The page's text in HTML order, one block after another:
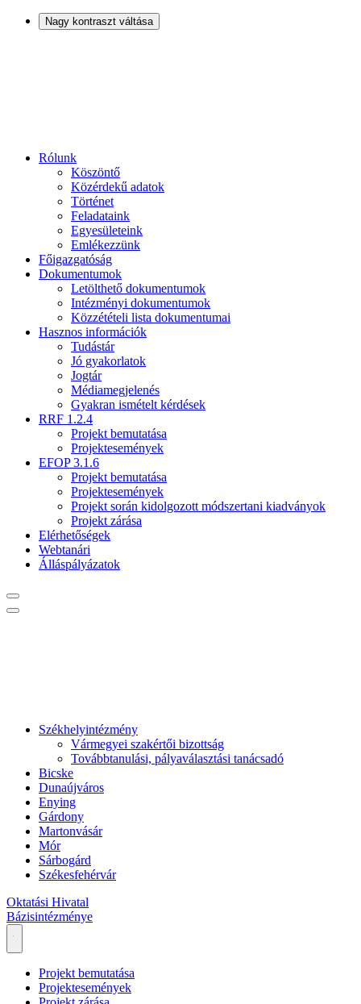
Nagy kontraszt váltása
Rólunk
Köszöntő
Közérdekű adatok
Történet
Feladataink
Egyesületeink
Emlékezzünk
Főigazgatóság
Dokumentumok
Letölthető dokumentumok
Intézményi dokumentumok
Közzétételi lista dokumentumai
Hasznos információk
Tudástár
Jó gyakorlatok
Jogtár
Médiamegjelenés
Gyakran ismételt kérdések
RRF 1.2.4
Projekt bemutatása
Projektesemények
EFOP 3.1.6
Projekt bemutatása
Projektesemények
Projekt során kidolgozott módszertani kiadványok
Projekt zárása
Elérhetőségek
Webtanári
Álláspályázatok
Székhelyintézmény
Vármegyei szakértői bizottság
Továbbtanulási, pályaválasztási tanácsadó
Bicske
Dunaújváros
Enying
Gárdony
Martonvásár
Mór
Sárbogárd
Székesfehérvár
Oktatási Hivatal
Bázisintézménye
Projekt bemutatása
Projektesemények